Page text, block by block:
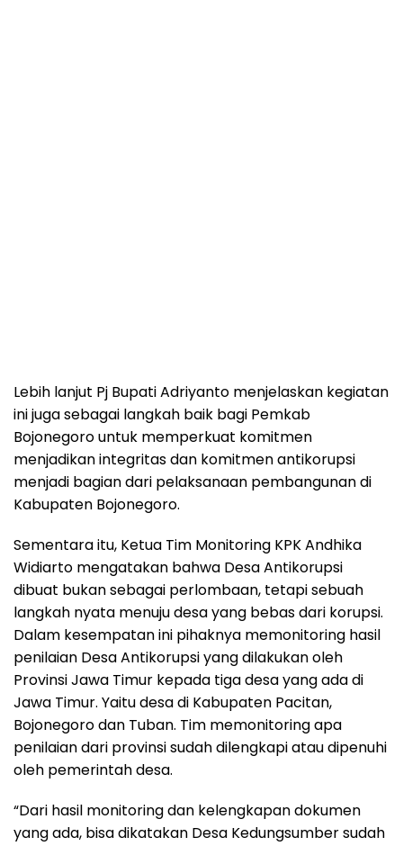
Lebih lanjut Pj Bupati Adriyanto menjelaskan kegiatan
ini juga sebagai langkah baik bagi Pemkab
Bojonegoro untuk memperkuat komitmen
menjadikan integritas dan komitmen antikorupsi
menjadi bagian dari pelaksanaan pembangunan di
Kabupaten Bojonegoro.
Sementara itu, Ketua Tim Monitoring KPK Andhika
Widiarto mengatakan bahwa Desa Antikorupsi
dibuat bukan sebagai perlombaan, tetapi sebuah
langkah nyata menuju desa yang bebas dari korupsi.
Dalam kesempatan ini pihaknya memonitoring hasil
penilaian Desa Antikorupsi yang dilakukan oleh
Provinsi Jawa Timur kepada tiga desa yang ada di
Jawa Timur. Yaitu desa di Kabupaten Pacitan,
Bojonegoro dan Tuban. Tim memonitoring apa
penilaian dari provinsi sudah dilengkapi atau dipenuhi
oleh pemerintah desa.
“Dari hasil monitoring dan kelengkapan dokumen
yang ada, bisa dikatakan Desa Kedungsumber sudah